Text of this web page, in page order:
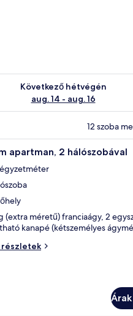
aug. 7 - aug. 9
Következő hétvégén
aug. 14 - aug. 16
hétvégi
12 szoba
egy gyümölcskosár, és kilátás
Egy
apartman, 2 hálószobával
(extra méretű) franciaágy, 2
kanapé (kétszemélyes
részletek